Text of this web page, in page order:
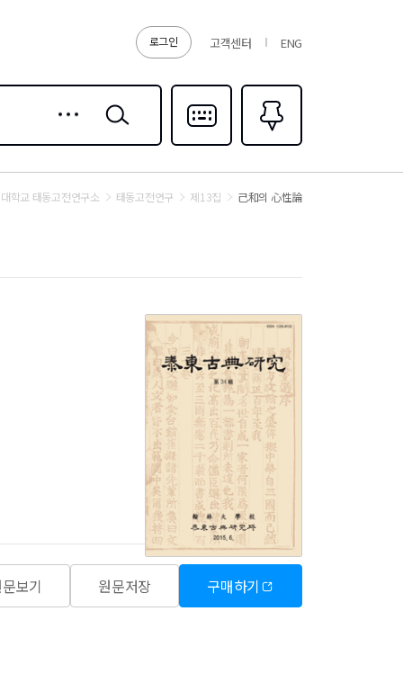
로그인 고객센터 ENG
검색
다국어입력
즐겨찾기0
학교 태동고전연구소 태동고전연구 제13집 己和의 心性論
보기 원문저장 구매하기